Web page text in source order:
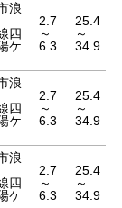
浪
四
ケ
2.7
～
6.3
25.4
～
34.9
浪
四
ケ
2.7
～
6.3
25.4
～
34.9
浪
四
ケ
2.7
～
6.3
25.4
～
34.9